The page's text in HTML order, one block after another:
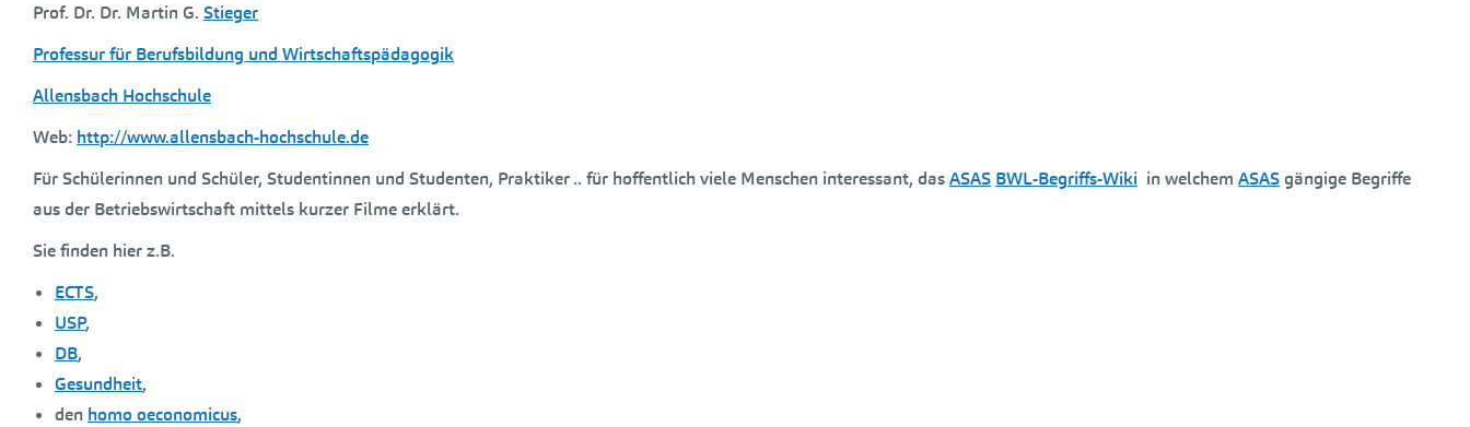
Prof. Dr. Dr. Martin G. Stieger
Professur für Berufsbildung und Wirtschaftspädagogik
Allensbach Hochschule
Web: http://www.allensbach-hochschule.de
Für Schülerinnen und Schüler, Studentinnen und Studenten, Praktiker .. für hoffentlich viele Menschen interessant, dasASAS BWL-Begriffs-Wiki in welchem ASASgängige Begriffe
aus der Betriebswirtschaft mittels kurzer Filme erklärt.
Sie finden hier z.B.
ECTS,
USP,
DB,
Gesundheit,
den homo oeconomicus,